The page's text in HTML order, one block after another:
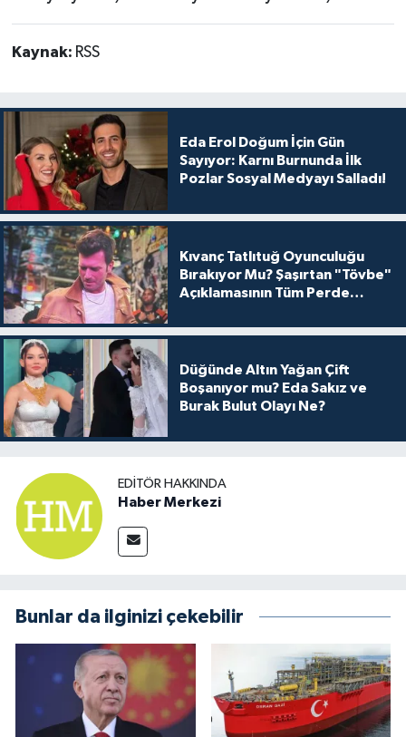
Kaynak: RSS
Eda Erol Doğum İçin Gün
Sayıyor: Karnı Burnunda İlk
Pozlar Sosyal Medyayı Salladı!
Kıvanç Tatlıtuğ Oyunculuğu
Bırakıyor Mu? Şaşırtan "Tövbe"
Açıklamasının Tüm Perde
Düğünde Altın Yağan Çift
Boşanıyor mu? Eda Sakız ve
Burak Bulut Olayı Ne?
EDITÖR HAKKINDA
Haber Merkezi
Bunlar da ilginizi çekebilir